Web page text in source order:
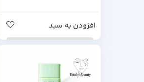
افزودن به سبد